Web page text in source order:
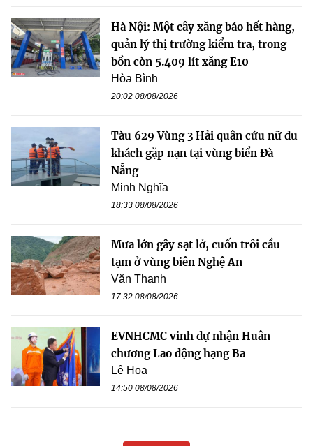
Hà Nội: Một cây xăng báo hết hàng,
quản lý thị trường kiểm tra, trong
bồn còn 5.409 lít xăng E10
Hòa Bình
20:02 08/08/2026
Tàu 629 Vùng 3 Hải quân cứu nữ du
khách gặp nạn tại vùng biển Đà
Nẵng
Minh Nghĩa
18:33 08/08/2026
Mưa lớn gây sạt lở, cuốn trôi cầu
tạm ở vùng biên Nghệ An
Văn Thanh
17:32 08/08/2026
EVNHCMC vinh dự nhận Huân
chương Lao động hạng Ba
Lê Hoa
14:50 08/08/2026